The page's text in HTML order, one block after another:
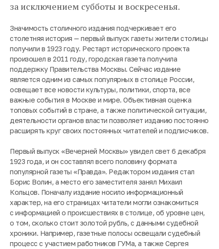
за исключением субботы и воскресенья.
Значимость столичного издания подчеркивает его
столетняя история — первый выпуск газеты жители столицы
получили в 1923 году. Рестарт исторического проекта
произошел в 2011 году, городская газета получила
поддержку Правительства Москвы. Сейчас издание
является одним из самых популярных в столице России,
освещает все новости культуры, политики, спорта, все
важные события в Москве и мире. Объективная оценка
топовых событий в стране, а также политической ситуации,
деятельности органов власти позволяет изданию постоянно
расширять круг своих постоянных читателей и подписчиков.
Первый выпуск «Вечерней Москвы» увидел свет 6 декабря
1923 года, и он составлял всего половину формата
популярной газеты «Правда». Редактором издания стал
Борис Волин, а место его заместителя занял Михаил
Кольцов. Поначалу издание носило информационный
характер, на его страницах читатели могли ознакомиться
с информацией о происшествиях в столице, об уровне цен,
о том, сколько стоит золотой рубль, с данными судебной
хроники. Например, газетные полосы освещали судебный
процесс с участием работников ГУМа, а также Сергея